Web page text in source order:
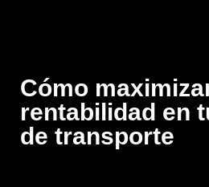
Cómo
rentabilidad en
de transporte